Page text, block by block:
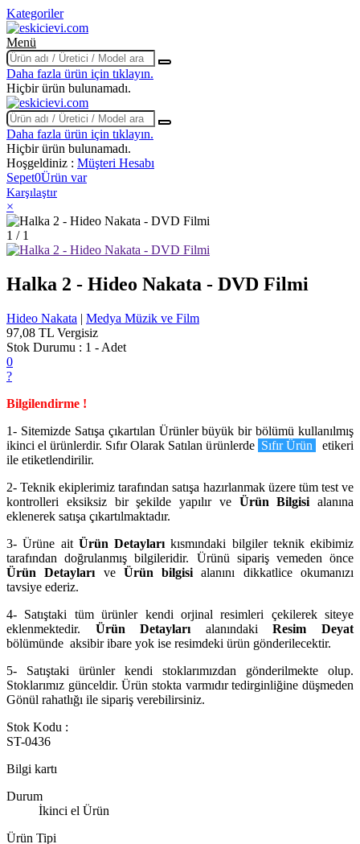
Kategoriler
Menü
Daha fazla ürün için tıklayın.
Hiçbir ürün bulunamadı.
Daha fazla ürün için tıklayın.
Hiçbir ürün bulunamadı.
Hoşgeldiniz : Müşteri Hesabı
Sepet0Ürün var
Karşılaştır
×
1 / 1
Halka 2 - Hideo Nakata - DVD Filmi
Hideo Nakata | Medya Müzik ve Film
97,08 TL Vergisiz
Stok Durumu : 1 - Adet
0
?
Bilgilendirme !
1- Sitemizde Satışa çıkartılan Ürünler büyük bir bölümü kullanılmış
ikinci el ürünlerdir. Sıfır Olarak Satılan ürünlerde Sıfır Ürün
etikeri
ile etiketlendirilir.
2- Teknik ekiplerimiz tarafından satışa hazırlanmak üzere tüm test ve
kontrolleri eksiksiz bir şekilde yapılır ve Ürün Bilgisi alanına
eklenerek satışa çıkartılmaktadır.
3- Ürüne ait Ürün Detayları kısmındaki bilgiler teknik ekibimiz
tarafından doğrulanmış bilgileridir. Ürünü sipariş vemeden önce
Ürün Detayları ve Ürün bilgisi alanını dikkatlice okumanızı
tavsiye ederiz.
4- Satıştaki tüm ürünler kendi orjinal resimleri çekilerek siteye
eklenmektedir. Ürün Detayları alanındakiResim Deyat
bölümünde aksibir ibare yok ise resimdeki ürün gönderilecektir.
5- Satıştaki ürünler kendi stoklarımızdan gönderilmekte olup.
Stoklarımız günceldir. Ürün stokta varmıdır tedirginliğine düşmeden
Gönül rahatlığı ile sipariş verebilirsiniz.
Stok Kodu :
ST-0436
Bilgi kartı
Durum
İkinci el Ürün
Ürün Tipi